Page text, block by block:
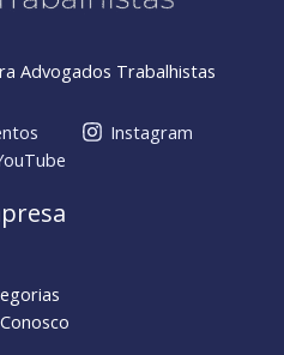
Advogados Trabalhistas
Instagram